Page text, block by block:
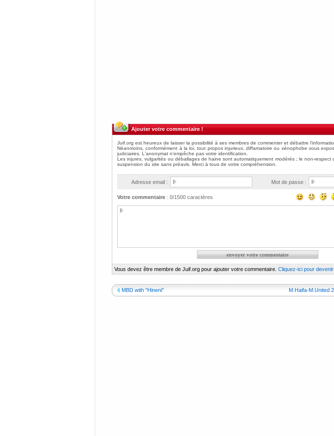
Ajouter votre commentaire !
Adresse email : Mot de passe :
Votre commentaire: 0/1500 caractères
Vous devez être membre de Juif.org pour ajouter votre commentaire. Cliquez-ici pour
MBD with "Hineni" M.Haifa-M.United